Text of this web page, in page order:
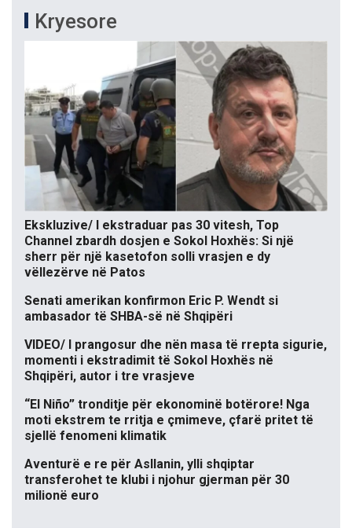
Kryesore
Ekskluzive/ I ekstraduar pas 30 vitesh, Top
Channel zbardh dosjen e Sokol Hoxhës: Si një
sherr për një kasetofon solli vrasjen e dy
vëllezërve në Patos
Senati amerikan konfirmon Eric P. Wendt si
ambasador të SHBA-së në Shqipëri
VIDEO/ I prangosur dhe nën masa të rrepta sigurie,
momenti i ekstradimit të Sokol Hoxhës në
Shqipëri, autor i tre vrasjeve
“El Niño” tronditje për ekonominë botërore! Nga
moti ekstrem te rritja e çmimeve, çfarë pritet të
sjellë fenomeni klimatik
Aventurë e re për Asllanin, ylli shqiptar
transferohet te klubi i njohur gjerman për 30
milionë euro